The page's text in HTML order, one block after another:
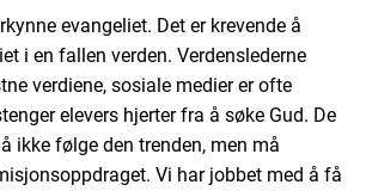
evangeliet. Det er krevende å
i en fallen verden. Verdenslederne
verdiene, sosiale medier er ofte
elevers hjerter fra å søke Gud. De
ikke følge den trenden, men må
Vi har jobbet med å få